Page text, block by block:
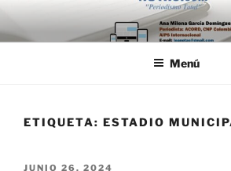
Saltar
al
contenido
Menú
ETIQUETA: ESTADIO
PUBLICADO
JUNIO 26, 2024